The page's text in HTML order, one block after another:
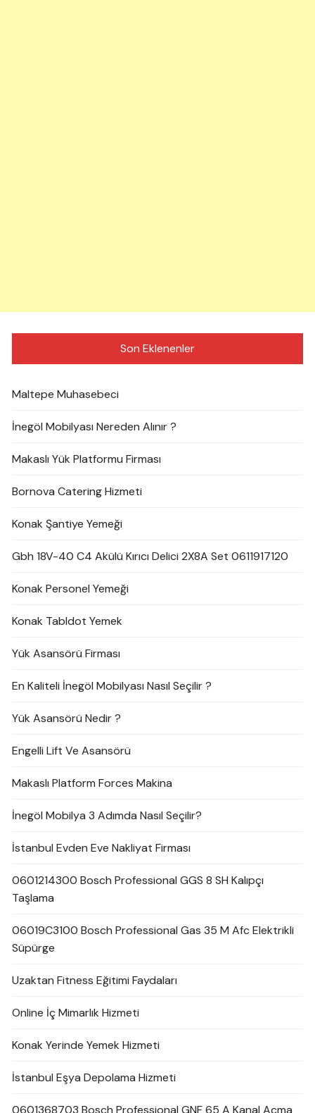
Son Eklenenler
Maltepe Muhasebeci
İnegöl Mobilyası Nereden Alınır ?
Makaslı Yük Platformu Firması
Bornova Catering Hizmeti
Konak Şantiye Yemeği
Gbh 18V-40 C4 Akülü Kırıcı Delici 2X8A Set 0611917120
Konak Personel Yemeği
Konak Tabldot Yemek
Yük Asansörü Firması
En Kaliteli İnegöl Mobilyası Nasıl Seçilir ?
Yük Asansörü Nedir ?
Engelli Lift Ve Asansörü
Makaslı Platform Forces Makina
İnegöl Mobilya 3 Adımda Nasıl Seçilir?
İstanbul Evden Eve Nakliyat Firması
0601214300 Bosch Professional GGS 8 SH Kalıpçı
Taşlama
06019C3100 Bosch Professional Gas 35 M Afc Elektrikli
Süpürge
Uzaktan Fitness Eğitimi Faydaları
Online İç Mimarlık Hizmeti
Konak Yerinde Yemek Hizmeti
İstanbul Eşya Depolama Hizmeti
0601368703 Bosch Professional GNF 65 A Kanal Açma